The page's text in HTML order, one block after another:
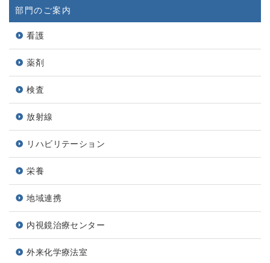
部門のご案内
看護
薬剤
検査
放射線
リハビリテーション
栄養
地域連携
内視鏡治療センター
外来化学療法室